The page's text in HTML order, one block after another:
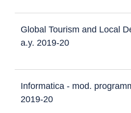
Global Tourism and Local
a.y. 2019-20
Informatica - mod.
2019-20